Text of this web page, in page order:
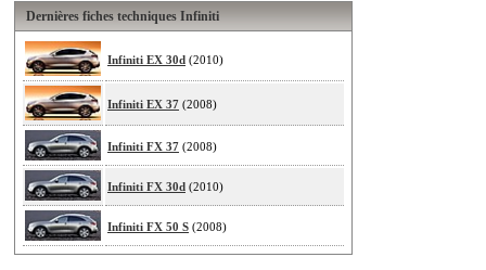
Dernières fiches techniques Infiniti
Infiniti EX 30d (2010)
Infiniti EX 37 (2008)
Infiniti FX 37 (2008)
Infiniti FX 30d (2010)
Infiniti FX 50 S (2008)